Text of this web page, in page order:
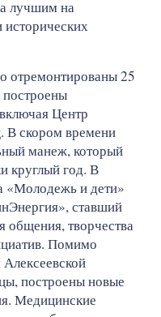
лучшим на
исторических
отремонтированы 25
Центр
В скором времени
манеж, который
круглый год. В
«Молодежь и дети»
ставший
общения, творчества
Помимо
построены новые
Медицинские